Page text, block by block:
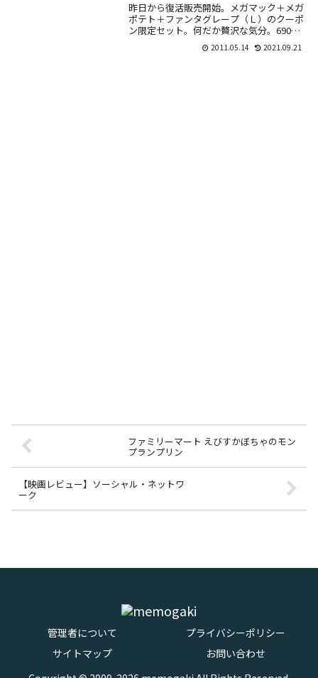
昨日から復活販売開始。メガマック＋メガ
ポテト＋ファンタグレープ（Ｌ）のクーポ
ン限定セット。何だか贅沢な気分。690
円。いくらポテトが好きでも、さすがにこ
の量を一人で食べるのは飽きるか
2011.05.14 2021.09.21
ファミリーマート えびすかぼちゃのモン
プランプリン
【映画レビュー】ソーシャル・ネットワ
ーク
管理者について
プライバシーポリシー
サイトマップ
お問い合わせ